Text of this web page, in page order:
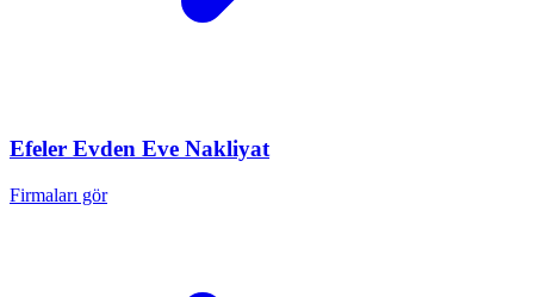
Efeler Evden Eve Nakliyat
Firmaları gör